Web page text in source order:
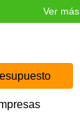
Ver más